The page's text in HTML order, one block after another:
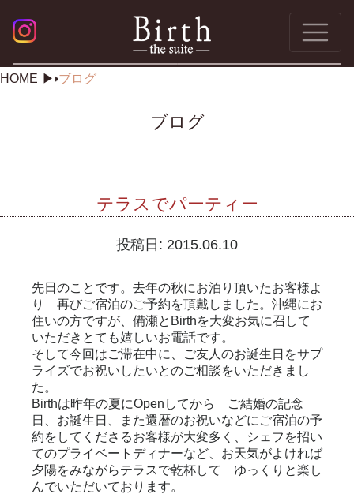
HOME ブログ
ブログ
テラスでパーティー
投稿日: 2015.06.10
先日のことです。去年の秋にお泊り頂いたお客様よ
り 再びご宿泊のご予約を頂戴しました。沖縄にお
住いの方ですが、備瀬とBirthを大変お気に召して
いただきとても嬉しいお電話です。
そして今回はご滞在中に、ご友人のお誕生日をサプ
ライズでお祝いしたいとのご相談をいただきまし
た。
Birthは昨年の夏にOpenしてから ご結婚の記念
日、お誕生日、また還暦のお祝いなどにご宿泊の予
約をしてくださるお客様が大変多く、シェフを招い
てのプライベートディナーなど、お天気がよければ
夕陽をみながらテラスで乾杯して ゆっくりと楽し
んでいただいております。